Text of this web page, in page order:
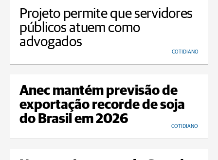
Projeto permite que servidores
públicos atuem como
advogados
COTIDIANO
Anec mantém previsão de
exportação recorde de soja
do Brasil em 2026
COTIDIANO